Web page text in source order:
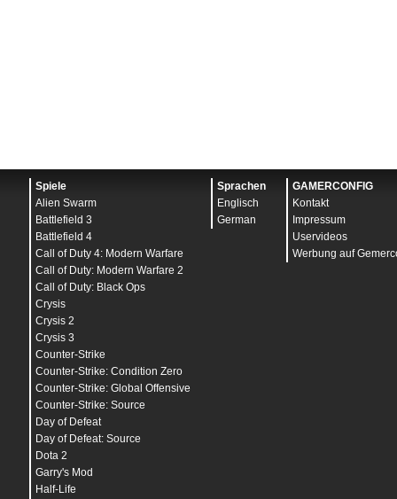
Spiele
Alien Swarm
Battlefield 3
Battlefield 4
Call of Duty 4: Modern Warfare
Call of Duty: Modern Warfare 2
Call of Duty: Black Ops
Crysis
Crysis 2
Crysis 3
Counter-Strike
Counter-Strike: Condition Zero
Counter-Strike: Global Offensive
Counter-Strike: Source
Day of Defeat
Day of Defeat: Source
Dota 2
Garry's Mod
Half-Life
Sprachen
Englisch
German
GAMERCONFIG
Kontakt
Impressum
Uservideos
Werbung auf